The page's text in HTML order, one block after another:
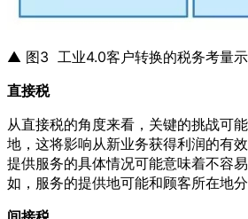
▲ 图3 工业4.0客户转换的税务考量
直接税
从直接税的角度来看，关键的挑战可
地，这将影响从新业务获得利润的有
提供服务的具体情况可能意味着不容
如，服务的提供地可能和顾客所在地分